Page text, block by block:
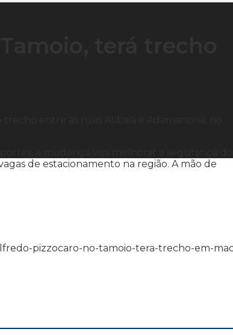
de estacionamento na região. A mão de
pizzocaro-no-tamoio-tera-trecho-em-